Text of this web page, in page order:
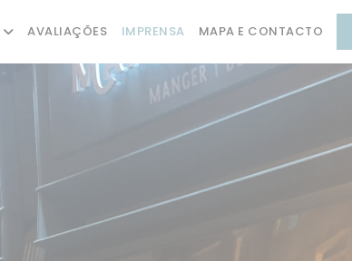
AVALIAÇÕES IMPRENSA MAPA E CONTACTO